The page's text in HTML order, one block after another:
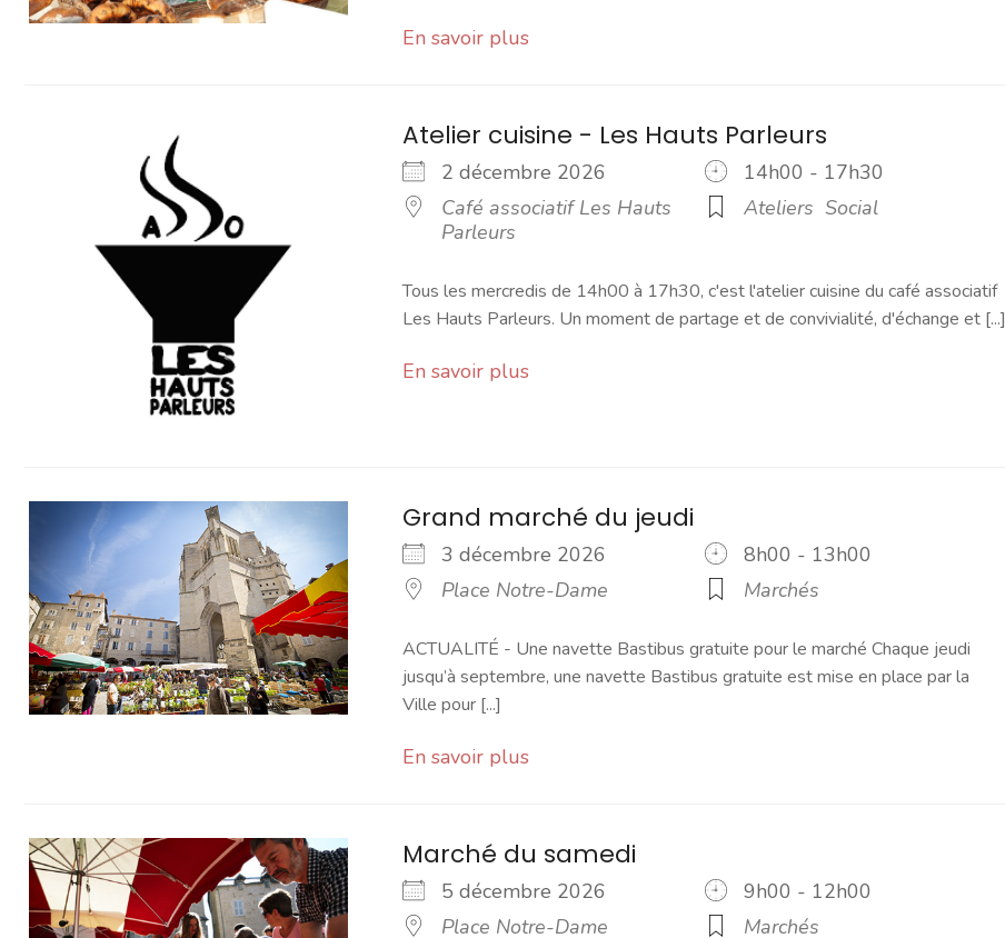
En savoir plus
Atelier cuisine - Les Hauts Parleurs
2 décembre 2026
14h00 - 17h30
Café associatif Les Hauts
Parleurs
Ateliers Social
Tous les mercredis de 14h00 à 17h30, c'est l'atelier cuisine du café associatif
Les Hauts Parleurs. Un moment de partage et de convivialité, d'échange et [...]
En savoir plus
Grand marché du jeudi
3 décembre 2026
8h00 - 13h00
Place Notre-Dame
Marchés
ACTUALITÉ - Une navette Bastibus gratuite pour le marché Chaque jeudi
jusqu’à septembre, une navette Bastibus gratuite est mise en place par la
Ville pour [...]
En savoir plus
Marché du samedi
5 décembre 2026
9h00 - 12h00
Place Notre-Dame
Marchés